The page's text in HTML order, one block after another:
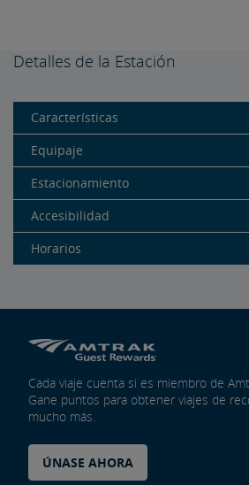
Detalles de la Estación
Características
Equipaje
Estacionamiento
Accesibilidad
Horarios
Cada viaje cuenta si es miembro de
Gane puntos para obtener viajes de
mucho más.
ÚNASE AHORA